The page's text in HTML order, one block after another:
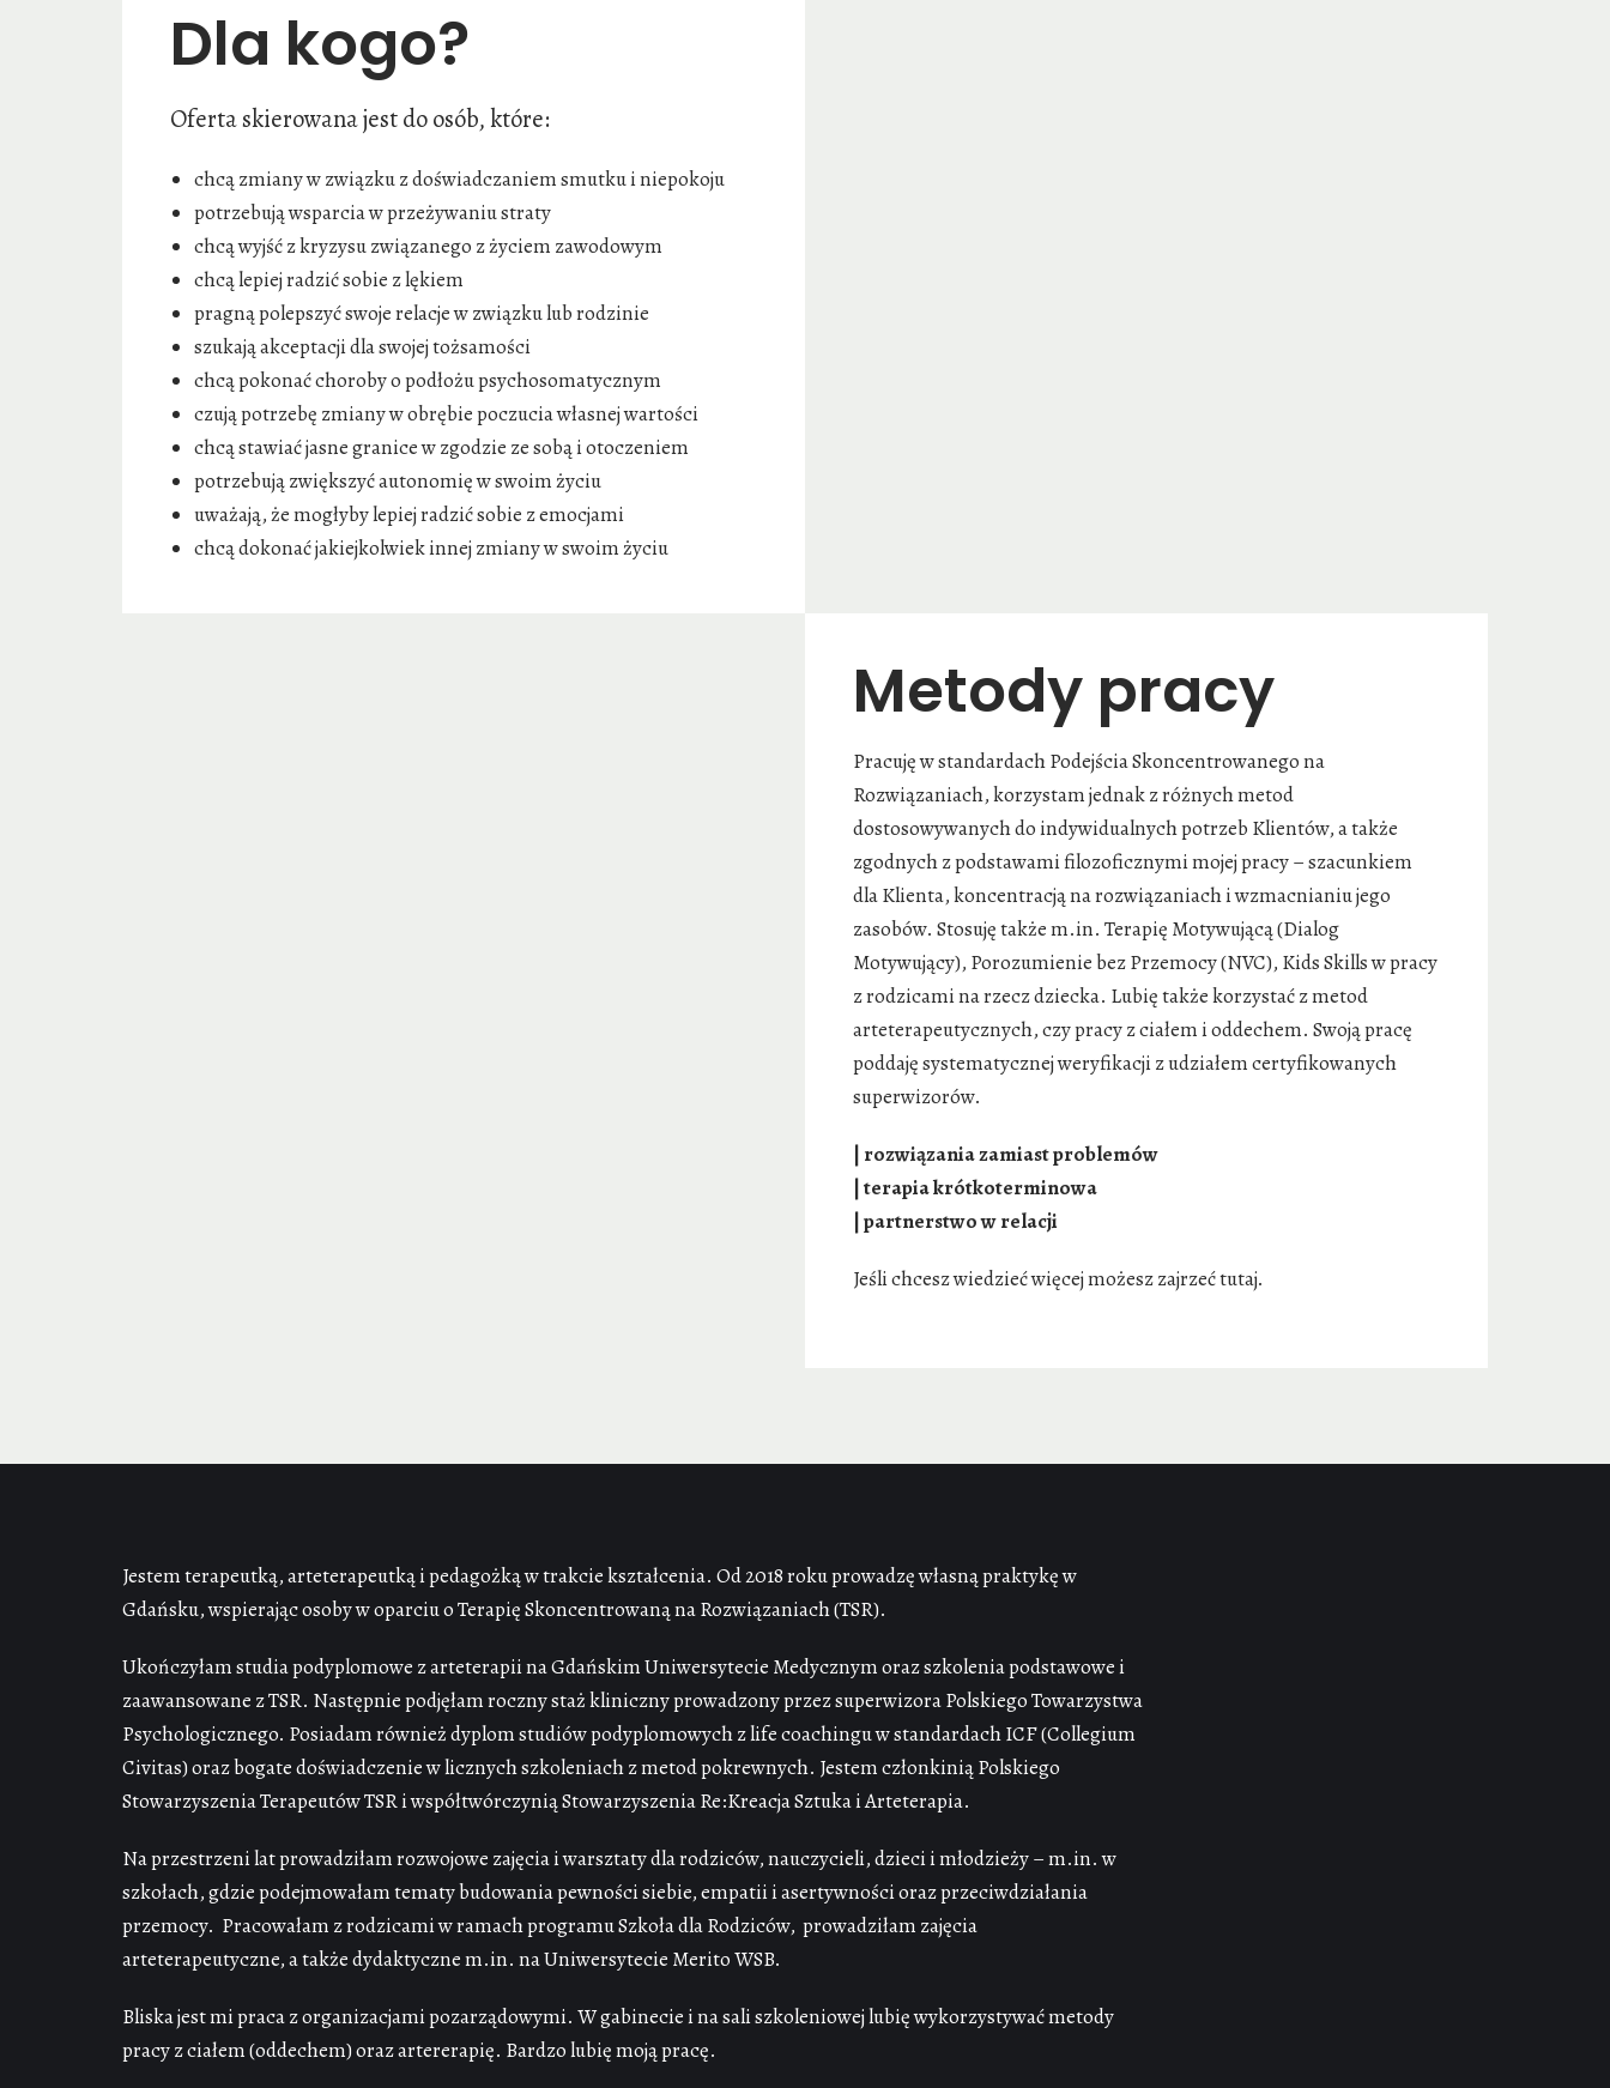
Dla kogo?
Oferta skierowana jest do osób, które:
chcą zmiany w związku z doświadczaniem smutku i niepokoju
potrzebują wsparcia w przeżywaniu straty
chcą wyjść z kryzysu związanego z życiem zawodowym
chcą lepiej radzić sobie z lękiem
pragną polepszyć swoje relacje w związku lub rodzinie
szukają akceptacji dla swojej tożsamości
chcą pokonać choroby o podłożu psychosomatycznym
czują potrzebę zmiany w obrębie poczucia własnej wartości
chcą stawiać jasne granice w zgodzie ze sobą i otoczeniem
potrzebują zwiększyć autonomię w swoim życiu
uważają, że mogłyby lepiej radzić sobie z emocjami
chcą dokonać jakiejkolwiek innej zmiany w swoim życiu
Metody pracy
Pracuję w standardach Podejścia Skoncentrowanego na
Rozwiązaniach, korzystam jednak z różnych metod
dostosowywanych do indywidualnych potrzeb Klientów, a także
zgodnych z podstawami filozoficznymi mojej pracy – szacunkiem
dla Klienta, koncentracją na rozwiązaniach i wzmacnianiu jego
zasobów. Stosuję także m.in. Terapię Motywującą (Dialog
Motywujący), Porozumienie bez Przemocy (NVC), Kids Skills w pracy
z rodzicami na rzecz dziecka. Lubię także korzystać z metod
arteterapeutycznych, czy pracy z ciałem i oddechem. Swoją pracę
poddaję systematycznej weryfikacji z udziałem certyfikowanych
superwizorów.
| rozwiązania zamiast problemów
| terapia krótkoterminowa
| partnerstwo w relacji
Jeśli chcesz wiedzieć więcej możesz zajrzeć tutaj.
Jestem terapeutką, arteterapeutką i pedagożką w trakcie kształcenia. Od 2018 roku prowadzę własną praktykę w
Gdańsku, wspierając osoby w oparciu o Terapię Skoncentrowaną na Rozwiązaniach (TSR).
Ukończyłam studia podyplomowe z arteterapii na Gdańskim Uniwersytecie Medycznym oraz szkolenia podstawowe i
zaawansowane z TSR. Następnie podjęłam roczny staż kliniczny prowadzony przez superwizora Polskiego Towarzystwa
Psychologicznego. Posiadam również dyplom studiów podyplomowych z life coachingu w standardach ICF (Collegium
Civitas) oraz bogate doświadczenie w licznych szkoleniach z metod pokrewnych. Jestem członkinią Polskiego
Stowarzyszenia Terapeutów TSR i współtwórczynią Stowarzyszenia Re:Kreacja Sztuka i Arteterapia.
Na przestrzeni lat prowadziłam rozwojowe zajęcia i warsztaty dla rodziców, nauczycieli, dzieci i młodzieży – m.in. w
szkołach, gdzie podejmowałam tematy budowania pewności siebie, empatii i asertywności oraz przeciwdziałania
przemocy. Pracowałam z rodzicami w ramach programu Szkoła dla Rodziców, prowadziłam zajęcia
arteterapeutyczne, a także dydaktyczne m.in. na Uniwersytecie Merito WSB.
Bliska jest mi praca z organizacjami pozarządowymi. W gabinecie i na sali szkoleniowej lubię wykorzystywać metody
pracy z ciałem (oddechem) oraz artererapię. Bardzo lubię moją pracę.